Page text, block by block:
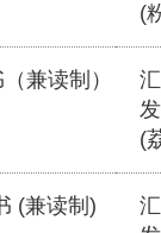
(
兼读制）
(
(兼读制)